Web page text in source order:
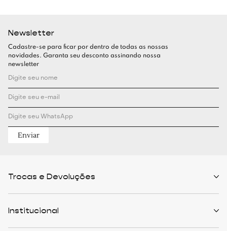
Newsletter
Cadastre-se para ficar por dentro de todas as nossas
novidades. Garanta seu desconto assinando nossa
newsletter
Enviar
Trocas e Devoluções
Formas de Pagamento
Institucional